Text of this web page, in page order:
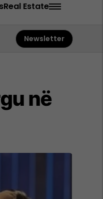
Real Estate
Newsletter
në